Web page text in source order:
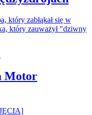
który zabłąkał się w
który zauważył "dziwny
Motor